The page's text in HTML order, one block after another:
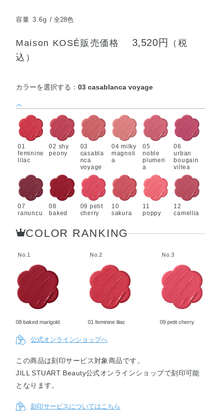
容量 3.6g 全28色
Maison KOSÉ販売価格 3,520円
（税
込）
カラーを選択する：03 casablanca voyage
01
feminine
lilac
02 shy
peony
03
casabla
nca
voyage
04 milky
magnoli
a
05
noble
plumeri
a
06
urban
bougain
villea
07
ranuncu
nocturn
e
08
baked
09 petit
cherry
10
sakura
11
poppy
12
camellia
13
happy
primula
14
ardent
amarylli
s
dancing
tulip
16
peach
blossom
blizzard
marguer
18
cattleya
temptati
on
anemon
e dazzle
brilliant
burgund
azalea
wish
peony
camellia
ard rose
COLOR RANKING
No.1
08 baked marigold
No.2
01 feminine lilac
No.3
09 petit cherry
公式オンラインショップへ
この商品は刻印サービス対象商品です。
JILL STUART Beauty公式オンラインショップで刻印可能
となります。
刻印サービスについてはこちら